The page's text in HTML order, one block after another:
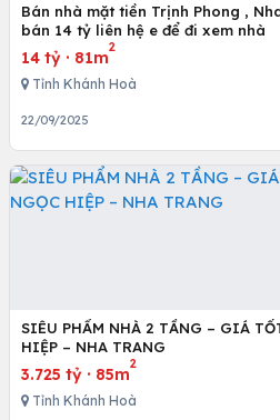
Bán nhà mặt tiền Trịnh Phong , Nha Trang Diện
bán 14 tỷ liên hệ e để đi xem nhà
14 tỷ · 81m
2
Tỉnh Khánh Hoà
22/09/2025
SIÊU PHẨM NHÀ 2 TẦNG – GIÁ
HIỆP – NHA TRANG
3.725 tỷ · 85m
2
Tỉnh Khánh Hoà